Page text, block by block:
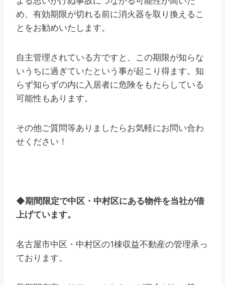
め、有効期限が切れる前に消火器を取り換えるこ
とをお勧めいたします。
自主管理されている方ですと、この期限が知らな
いうちに過ぎていたという事が起こり得ます。知
らず知らずの内に入居者に危険をもたらしている
可能性もあります。
その他ご質問等ありましたらお気軽にお問い合わ
せください！
◆期間限定で中区・中村区にある物件を当社が借
上げています。
名古屋市中区・中村区の1棟収益不動産の管理承っ
ております。